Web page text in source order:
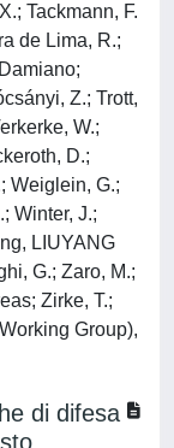
Tackmann, F.
de Lima, R.;
Z.; Trott,
W.;
D.;
Weiglein, G.;
Winter, J.;
LIUYANG
G.; Zaro, M.;
Zirke, T.;
Group),
di difesa